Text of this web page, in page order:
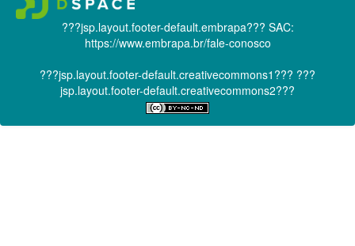
???jsp.layout.footer-default.embrapa??? SAC:
https://www.embrapa.br/fale-conosco
???jsp.layout.footer-default.creativecommons1??? ???
jsp.layout.footer-default.creativecommons2???